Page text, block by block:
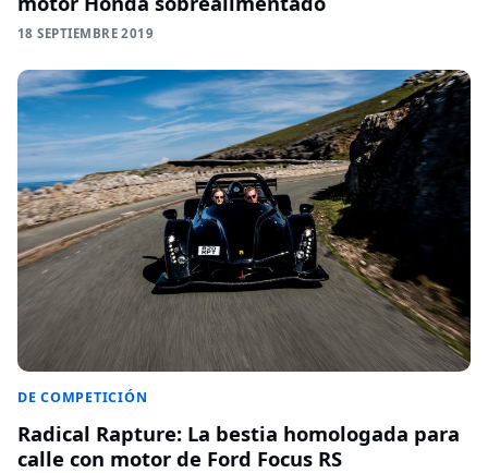
18 SEPTIEMBRE 2019
DE COMPETICIÓN
Radical Rapture: La bestia homologada para
calle con motor de Ford Focus RS